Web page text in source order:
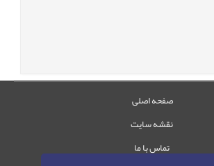
صفحه اصلی
نقشه سایت
تماس با ما